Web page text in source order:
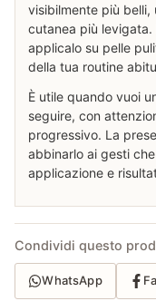
visibilmente più belli,
cutanea più levigata.
applicalo su pelle
della tua routine
È utile quando vuoi
seguire, con
progressivo. La
abbinarlo ai gesti
applicazione e
Condividi questo
WhatsApp